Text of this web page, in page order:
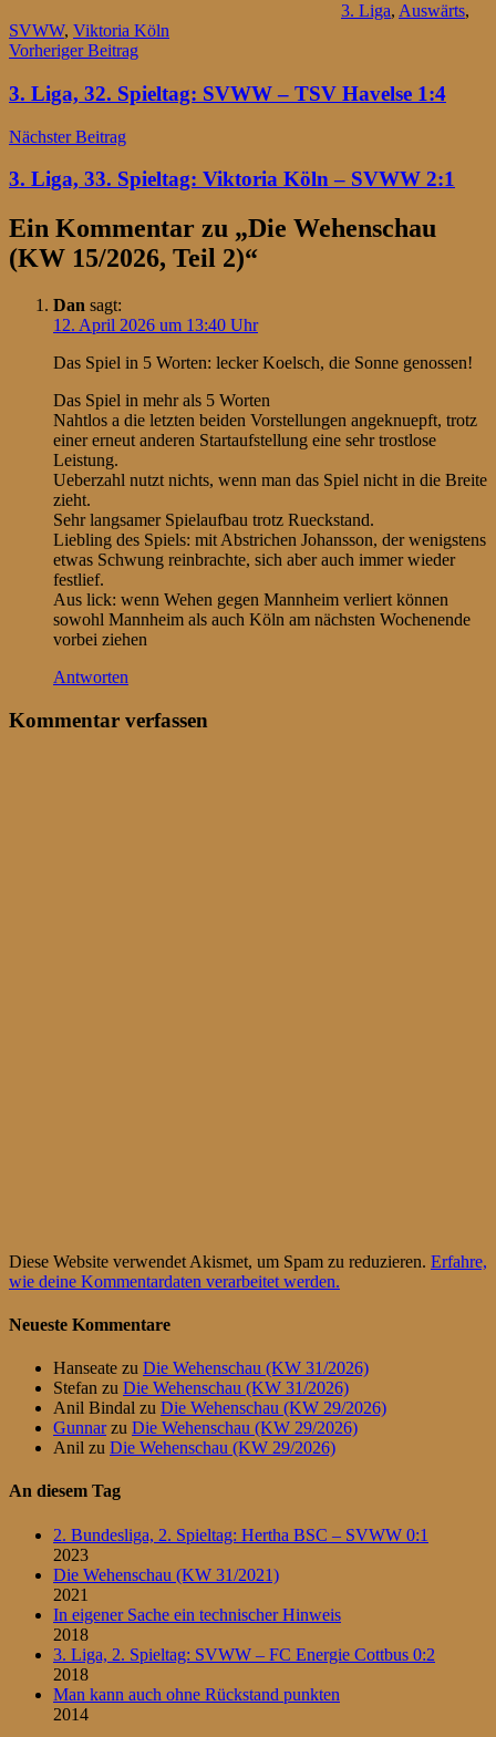
3. Liga, Auswärts,
SVWW, Viktoria Köln
Beitragsnavigation
Vorheriger Beitrag
3. Liga, 32. Spieltag: SVWW – TSV Havelse 1:4
Nächster Beitrag
3. Liga, 33. Spieltag: Viktoria Köln – SVWW 2:1
Ein Kommentar zu „Die Wehenschau
(KW 15/2026, Teil 2)“
Dan sagt:
12. April 2026 um 13:40 Uhr
Das Spiel in 5 Worten: lecker Koelsch, die Sonne genossen!
Das Spiel in mehr als 5 Worten
Nahtlos a die letzten beiden Vorstellungen angeknuepft, trotz
einer erneut anderen Startaufstellung eine sehr trostlose
Leistung.
Ueberzahl nutzt nichts, wenn man das Spiel nicht in die Breite
zieht.
Sehr langsamer Spielaufbau trotz Rueckstand.
Liebling des Spiels: mit Abstrichen Johansson, der wenigstens
etwas Schwung reinbrachte, sich aber auch immer wieder
festlief.
Aus lick: wenn Wehen gegen Mannheim verliert können
sowohl Mannheim als auch Köln am nächsten Wochenende
vorbei ziehen
Antworten
Kommentar verfassen
Diese Website verwendet Akismet, um Spam zu reduzieren. Erfahre,
wie deine Kommentardaten verarbeitet werden.
Neueste Kommentare
Hanseate zu Die Wehenschau (KW 31/2026)
Stefan zu Die Wehenschau (KW 31/2026)
Anil Bindal zu Die Wehenschau (KW 29/2026)
Gunnarzu Die Wehenschau (KW 29/2026)
Anil zu Die Wehenschau (KW 29/2026)
An diesem Tag
2. Bundesliga, 2. Spieltag: Hertha BSC – SVWW 0:1
2023
Die Wehenschau (KW 31/2021)
2021
In eigener Sache ein technischer Hinweis
2018
3. Liga, 2. Spieltag: SVWW – FC Energie Cottbus 0:2
2018
Man kann auch ohne Rückstand punkten
2014